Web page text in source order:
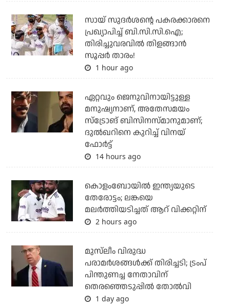
സായ് സുദര്‍ശന്റെ പകരക്കാരനെ
പ്രഖ്യാപിച്ച് ബി.സി.സി.ഐ;
തിരിച്ചുവരവില്‍ തിളങ്ങാന്‍
സൂപ്പര്‍ താരം!
1 hour ago
ഏറ്റവും ജെനുവിനായിട്ടുള്ള
മനുഷ്യനാണ്, അതേസമയം
സ്‌ട്രോങ് ബിസിനസ്മാനുമാണ്;
ദുല്‍ഖറിനെ കുറിച്ച് വിനയ്
ഫോര്‍ട്ട്
14 hours ago
കൊളംബോയില്‍ ഇന്ത്യയുടെ
തേരോട്ടം; ലങ്കയെ
മലര്‍ത്തിയടിച്ചത് ആറ് വിക്കറ്റിന്
2 hours ago
മുസ്‌ലീം വിരുദ്ധ
പരാമര്‍ശങ്ങള്‍ക്ക് തിരിച്ചടി; ട്രംപ്
പിന്തുണച്ച നേതാവിന്
തെരഞ്ഞെടുപ്പില്‍ തോല്‍വി
1 day ago